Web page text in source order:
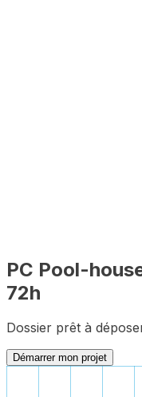
PC Pool-
72h
Dossier prêt à
Démarrer mon projet